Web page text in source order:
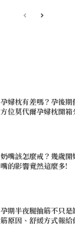
孕婦枕有差嗎？孕後
方位莫代爾孕婦枕開箱
奶嘴該怎麼戒？幾歲
嘴的影響竟然這麼多!
孕期半夜腿抽筋不只
筋原因、舒緩方式報給